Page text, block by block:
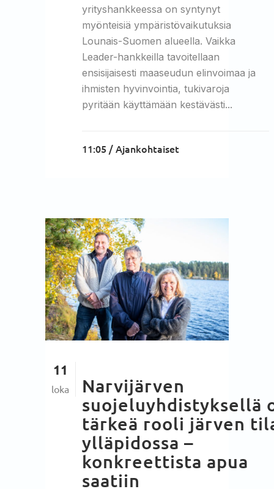
yrityshankkeessa on syntynyt
myönteisiä ympäristövaikutuksia
Lounais-Suomen alueella. Vaikka
Leader-hankkeilla tavoitellaan
ensisijaisesti maaseudun elinvoimaa ja
ihmisten hyvinvointia, tukivaroja
pyritään käyttämään kestävästi...
11:05 /Ajankohtaiset
11
loka
Narvijärven
suojeluyhdistyksellä
tärkeä rooli järven
ylläpidossa –
konkreettista apua
saatiin